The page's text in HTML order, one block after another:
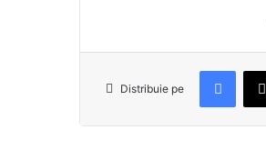
Distribuie pe